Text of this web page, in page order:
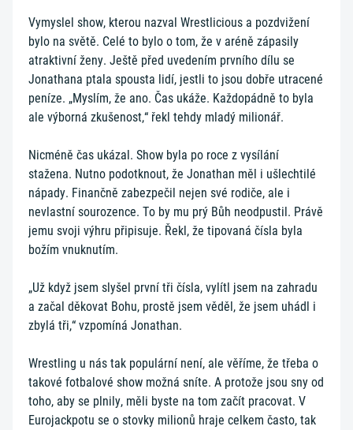
Vymyslel show, kterou nazval Wrestlicious a pozdvižení
bylo na světě. Celé to bylo o tom, že v aréně zápasily
atraktivní ženy. Ještě před uvedením prvního dílu se
Jonathana ptala spousta lidí, jestli to jsou dobře utracené
peníze. „Myslím, že ano. Čas ukáže. Každopádně to byla
ale výborná zkušenost,“ řekl tehdy mladý milionář.
Nicméně čas ukázal. Show byla po roce z vysílání
stažena. Nutno podotknout, že Jonathan měl i ušlechtilé
nápady. Finančně zabezpečil nejen své rodiče, ale i
nevlastní sourozence. To by mu prý Bůh neodpustil. Právě
jemu svoji výhru připisuje. Řekl, že tipovaná čísla byla
božím vnuknutím.
„Už když jsem slyšel první tři čísla, vylítl jsem na zahradu
a začal děkovat Bohu, prostě jsem věděl, že jsem uhádl i
zbylá tři,“ vzpomíná Jonathan.
Wrestling u nás tak populární není, ale věříme, že třeba o
takové fotbalové show možná sníte. A protože jsou sny od
toho, aby se plnily, měli byste na tom začít pracovat. V
Eurojackpotu se o stovky milionů hraje celkem často, tak